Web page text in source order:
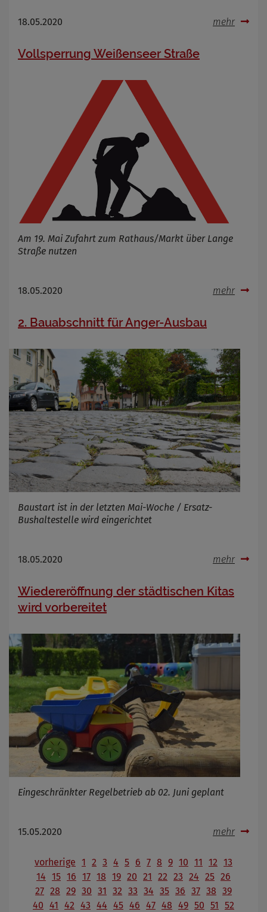
18.05.2020 mehr
Vollsperrung Weißenseer Straße
Am 19. Mai Zufahrt zum Rathaus/Markt über Lange
Straße nutzen
18.05.2020 mehr
2. Bauabschnitt für Anger-Ausbau
Baustart ist in der letzten Mai-Woche / Ersatz-
Bushaltestelle wird eingerichtet
18.05.2020 mehr
Wiedereröffnung der städtischen Kitas
wird vorbereitet
Eingeschränkter Regelbetrieb ab 02. Juni geplant
15.05.2020 mehr
vorherige 1 2 3 4 5 6 7 8 9 10 11 12 13
14 15 16 17 18 19 20 21 22 23 24 25 26
27 28 29 30 31 32 33 34 35 36 37 38 39
40 41 42 43 44 45 46 47 48 49 50 51
52